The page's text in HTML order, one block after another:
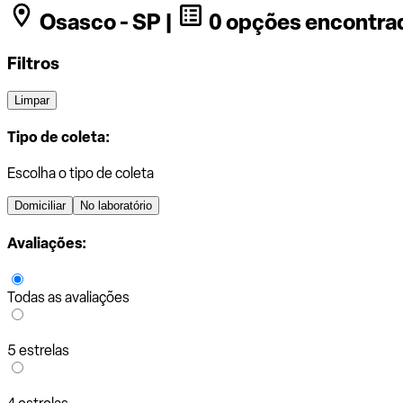
Osasco - SP | 0 opções
Filtros
Limpar
Tipo de coleta:
Escolha o tipo de coleta
Domiciliar No laboratório
Avaliações:
Todas as avaliações
5 estrelas